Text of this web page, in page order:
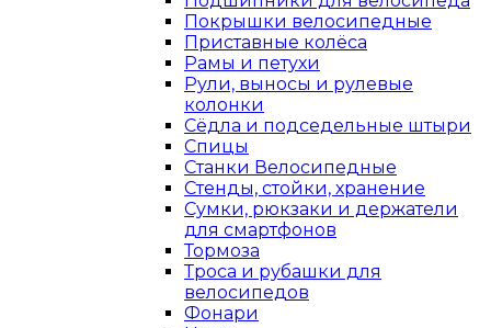
Покрышки велосипедные
Приставные колёса
Рамы и петухи
Рули, выносы и рулевые
колонки
Сёдла и подседельные штыри
Спицы
Станки Велосипедные
Стенды, стойки, хранение
Сумки, рюкзаки и держатели
для смартфонов
Тормоза
Троса и рубашки для
велосипедов
Фонари